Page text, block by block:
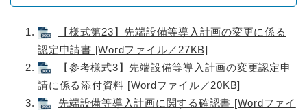
【様式第23】先端設備等導入計画の変更に係る
認定申請書 [Wordファイル／27KB]
【参考様式3】先端設備等導入計画の変更認定申
請に係る添付資料 [Wordファイル／20KB]
先端設備等導入計画に関する確認書 [Wordファイ